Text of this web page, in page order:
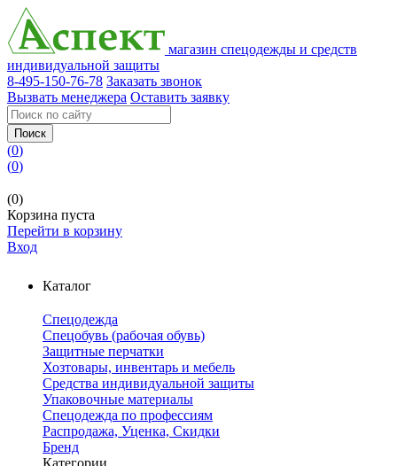
магазин спецодежды и средств
индивидуальной защиты
8-495-150-76-78 Заказать звонок
Вызвать менеджера Оставить заявку
Поиск
(0)
(0)
(0)
Корзина пуста
Перейти в корзину
Вход
Каталог
Спецодежда
Спецобувь (рабочая обувь)
Защитные перчатки
Хозтовары, инвентарь и мебель
Средства индивидуальной защиты
Упаковочные материалы
Спецодежда по профессиям
Распродажа, Уценка, Скидки
Бренд
Категории